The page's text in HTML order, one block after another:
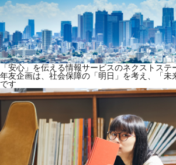
「安心」を伝える情報サービスのネクストステ
年友企画は、社会保障の「明日」を考え、「未
です